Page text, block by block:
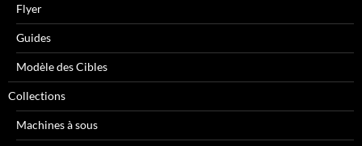
Flyer
Guides
Modèle des Cibles
Collections
Machines à sous